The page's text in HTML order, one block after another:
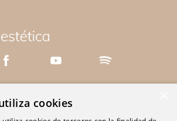
cookies